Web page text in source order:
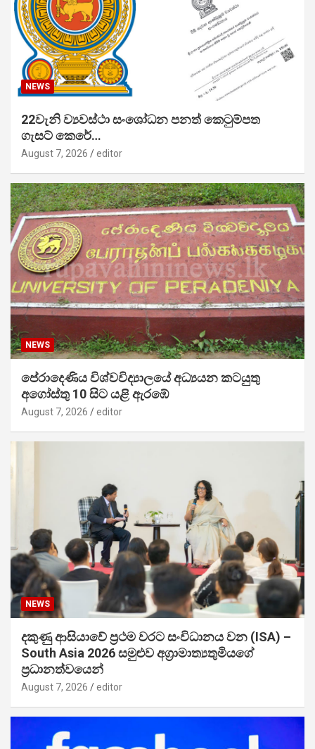
NEWS
22වැනි ව්‍යවස්ථා සංශෝධන පනත් කෙටුම්පත
ගැසට් කෙරේ…
August 7, 2026 editor
NEWS
පේරාදෙණිය විශ්වවිද්‍යාලයේ අධ්‍යයන කටයුතු
අගෝස්තු 10 සිට යළි ඇරඹේ
August 7, 2026 editor
NEWS
දකුණු ආසියාවේ ප්‍රථම වරට සංවිධානය වන (ISA) –
South Asia 2026 සමුළුව අග්‍රාමාත්‍යතුමියගේ
ප්‍රධානත්වයෙන්
August 7, 2026 editor